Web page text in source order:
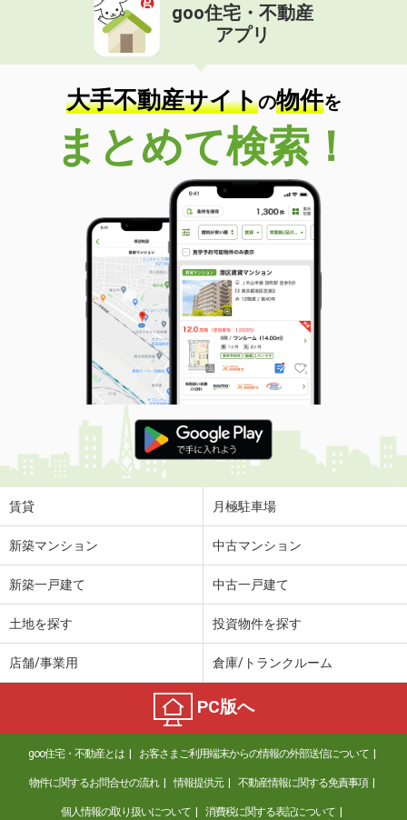
価 格
住 所
宮崎県宮崎市大島町山田ケ窪
専有面積 22.02m²
間取り
1K
宮崎県宮崎市吉村町引土
価 格
4.50万円
宮崎県宮崎市吉村町引土
26.08m²
間取り
1K
宮崎県宮崎市吉村町引土
価 格
4.50万円
住 所
宮崎県宮崎市吉村町引土
専有面積 26.08m²
間取り
1K
宮崎県宮崎市吉村町引土
価 格
4.50万円
住 所
宮崎県宮崎市吉村町引土
専有面積
宮崎県宮崎市吉村町引土
4.50万円
宮崎県宮崎市大島町立野
4.50万円
住 所
宮崎県宮崎市大島町立野
専有面積 22.35m²
間取り
1K
宮崎県宮崎市大島町立野
goo住宅・不動産
アプリ
大手不動産サイトの物件を
まとめて検索！
賃貸 月極駐車場
新築マンション 中古マンション
新築一戸建て 中古一戸建て
土地を探す 投資物件を探す
店舗/事業用 倉庫/トランクルーム
PC版へ
goo住宅・不動産とは お客さまご利用端末からの情報の外部送信について
物件に関するお問合せの流れ 情報提供元 不動産情報に関する免責事項
個人情報の取り扱いについて 消費税に関する表記について